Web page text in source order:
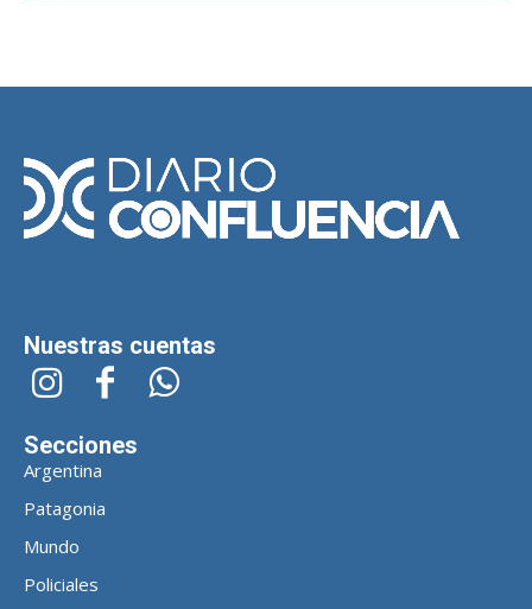
Nuestras cuentas
Secciones
Argentina
Patagonia
Mundo
Policiales